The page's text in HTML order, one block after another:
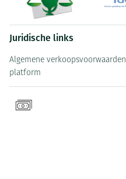
Juridische links
Algemene verkoopsvoorwaarden
platform